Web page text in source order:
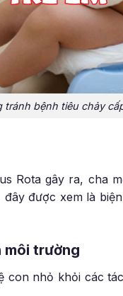
bệnh tiêu chảy
Rota gây ra, cha
được xem là
môi trường
con nhỏ khỏi các